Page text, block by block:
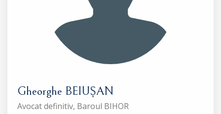
Gheorghe BEIUȘAN
Avocat definitiv, Baroul BIHOR